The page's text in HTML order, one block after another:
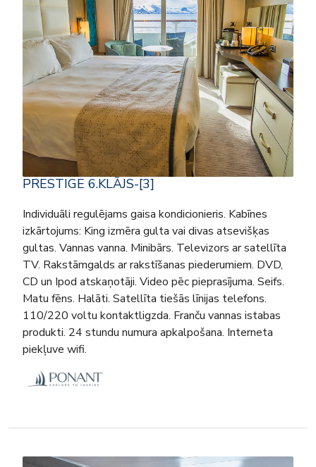
PRESTIGE 6.KLĀJS-[3]
Individuāli regulējams gaisa kondicionieris. Kabīnes
izkārtojums: King izmēra gulta vai divas atsevišķas
gultas. Vannas vanna. Minibārs. Televizors ar satellīta
TV. Rakstāmgalds ar rakstīšanas piederumiem. DVD,
CD un Ipod atskaņotāji. Video pēc pieprasījuma. Seifs.
Matu fēns. Halāti. Satellīta tiešās līnijas telefons.
110/220 voltu kontaktligzda. Franču vannas istabas
produkti. 24 stundu numura apkalpošana. Interneta
piekļuve wifi.